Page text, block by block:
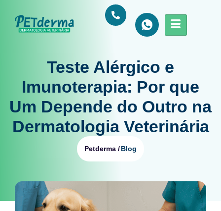
Teste Alérgico e
Imunoterapia: Por que
Um Depende do Outro na
Dermatologia Veterinária
Petderma /Blog